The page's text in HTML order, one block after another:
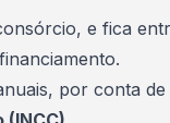
e fica
por conta